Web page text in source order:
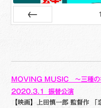
1
MOVING MUSIC ～三種
2020.3.1 振替公演
【映画】上田慎一郎 監督作